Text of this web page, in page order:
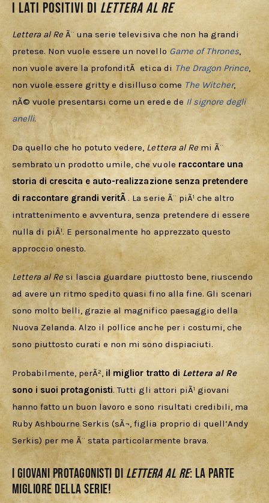
I lati positivi di Lettera al Re
Lettera al Re Ã¨ una serie televisiva che non ha grandi
pretese. Non vuole essere un novello Game of Thrones,
non vuole avere la profonditÃ  etica di The Dragon Prince,
non vuole essere gritty e disilluso come The Witcher,
nÃ© vuole presentarsi come un erede de Il signore degli
anelli.
Da quello che ho potuto vedere, Lettera al Re mi Ã¨
sembrato un prodotto umile, che vuole raccontare una
storia di crescita e auto-realizzazione senza pretendere
di raccontare grandi veritÃ . La serie Ã¨ piÃ¹ che altro
intrattenimento e avventura, senza pretendere di essere
nulla di piÃ¹. E personalmente ho apprezzato questo
approccio onesto.
Lettera al Re si lascia guardare piuttosto bene, riuscendo
ad avere un ritmo spedito quasi fino alla fine. Gli scenari
sono molto belli, grazie al magnifico paesaggio della
Nuova Zelanda. Alzo il pollice anche per i costumi, che
sono piuttosto curati e non mi sono dispiaciuti.
Probabilmente, perÃ², il miglior tratto di Lettera al Re
sono i suoi protagonisti. Tutti gli attori piÃ¹ giovani
hanno fatto un buon lavoro e sono risultati credibili, ma
Ruby Ashbourne Serkis (sÃ¬, figlia proprio di quell’Andy
Serkis) per me Ã¨ stata particolarmente brava.
I giovani protagonisti diLettera al Re: la parte
migliore della serie!